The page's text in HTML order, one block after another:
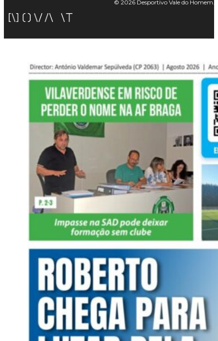
© 2026 Desportivo Vale do Homem.